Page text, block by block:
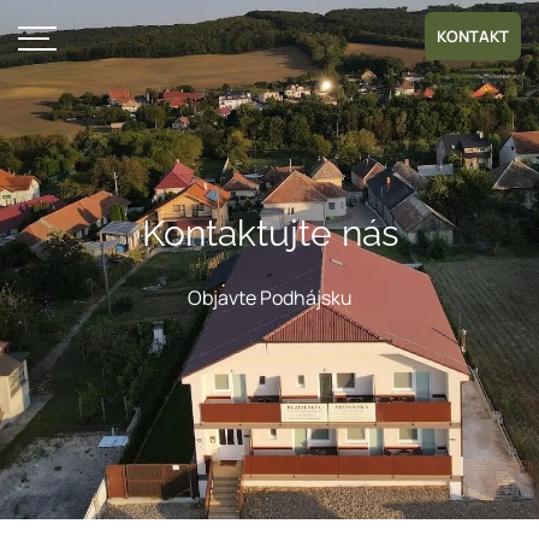
KONTAKT
Kontaktujte nás
Objavte Podhájsku